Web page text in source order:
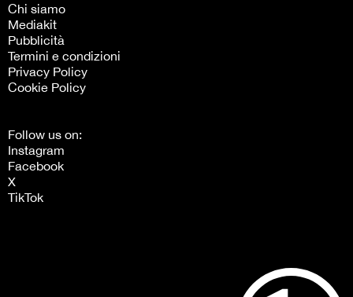
Chi siamo
Mediakit
Pubblicità
Termini e condizioni
Privacy Policy
Cookie Policy
Follow us on:
Instagram
Facebook
X
TikTok